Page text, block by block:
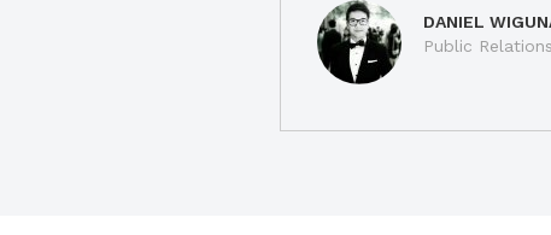
DANIEL
Public